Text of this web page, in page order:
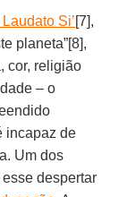
Si’[7],
planeta”[8],
cor, religião
– o
incapaz de
Um dos
despertar